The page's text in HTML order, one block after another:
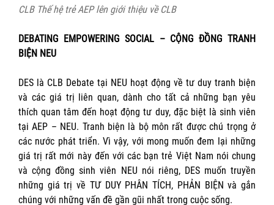
CLB Thế hệ trẻ AEP lên giới thiệu về CLB
DEBATING EMPOWERING SOCIAL – CỘNG ĐỒNG TRANH
BIỆN NEU
DES là CLB Debate tại NEU hoạt động về tư duy tranh biện
và các giá trị liên quan, dành cho tất cả những bạn yêu
thích quan tâm đến hoạt động tư duy, đặc biệt là sinh viên
tại AEP – NEU. Tranh biện là bộ môn rất được chú trọng ở
các nước phát triển. Vì vậy, với mong muốn đem lại những
giá trị rất mới này đến với các bạn trẻ Việt Nam nói chung
và cộng đồng sinh viên NEU nói riêng, DES muốn truyền
những giá trị về TƯ DUY PHÂN TÍCH, PHẢN BIỆN và gắn
chúng với những vấn đề gần gũi nhất trong cuộc sống.